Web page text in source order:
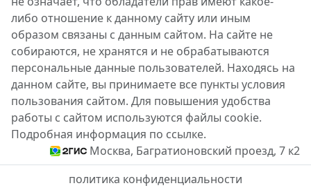
либо отношение к данному сайту или иным
образом связаны с данным сайтом. На сайте не
собираются, не хранятся и не обрабатываются
персональные данные пользователей. Находясь на
данном сайте, вы принимаете все пункты условия
пользования сайтом. Для повышения удобства
работы с сайтом используются файлы cookie.
Подробная информация по ссылке.
Москва, Багратионовский проезд, 7 к2
политика конфиденциальности